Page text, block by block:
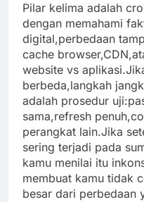
Pilar kelima adalah
dengan memahami
digital,perbedaan
cache
website vs
berbeda,langkah
adalah prosedur
sama,refresh
perangkat lain.Jika
sering terjadi pada
kamu menilai itu
membuat kamu tidak
besar dari perbedaan